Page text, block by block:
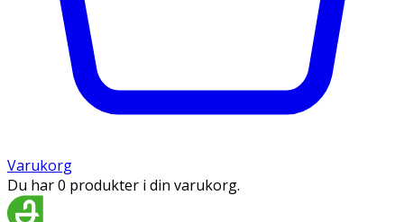
Varukorg
Du har 0 produkter i din varukorg.